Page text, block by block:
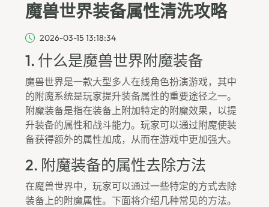
魔兽世界装备属性清洗攻略
2026-03-15 13:18:34
1. 什么是魔兽世界附魔装备
魔兽世界是一款大型多人在线角色扮演游戏，其中
的附魔系统是玩家提升装备属性的重要途径之一。
附魔装备是指在装备上附加特定的附魔效果，以提
升装备的属性和战斗能力。玩家可以通过附魔使装
备获得额外的属性加成，从而在游戏中更加强大。
2. 附魔装备的属性去除方法
在魔兽世界中，玩家可以通过一些特定的方式去除
装备上的附魔属性。下面将介绍几种常见的方法。